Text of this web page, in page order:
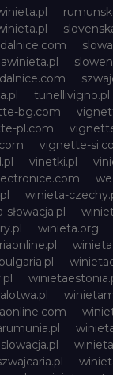
tunellivigno.pl
bg.com
pl.com
vignette-
vinetki.pl
winieta-
słowacja.pl
winieta.org